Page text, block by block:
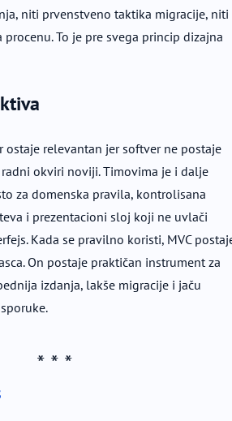
niti prvenstveno taktika migracije, niti
To je pre svega princip dizajna
relevantan jer softver ne postaje
okviri noviji. Timovima je i dalje
za domenska pravila, kontrolisana
i prezentacioni sloj koji ne uvlači
Kada se pravilno koristi, MVC
On postaje praktičan instrument za
izdanja, lakše migracije i jaču